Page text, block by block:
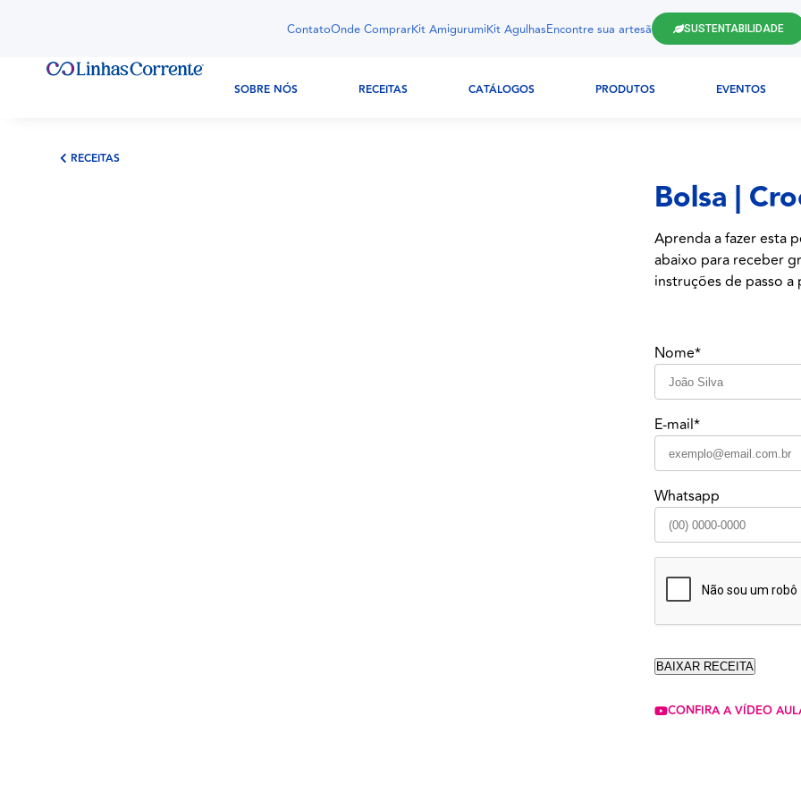
ContatoOnde ComprarKit AmigurumiKit AgulhasEncontre sua artesã SUSTENTABILIDADE
SOBRE NÓS RECEITAS CATÁLOGOS PRODUTOS EVENTOS
RECEITAS
Bolsa |
Aprenda a fazer esta
abaixo para receber
instruções de passo a
Nome*
E-mail*
Whatsapp
CONFIRA A VÍDEO